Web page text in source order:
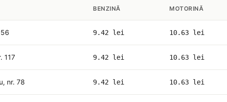
BENZINĂ MOTORINĂ
9.42 lei 10.63 lei
117 9.42 lei 10.63 lei
nr. 78 9.42 lei 10.63 lei